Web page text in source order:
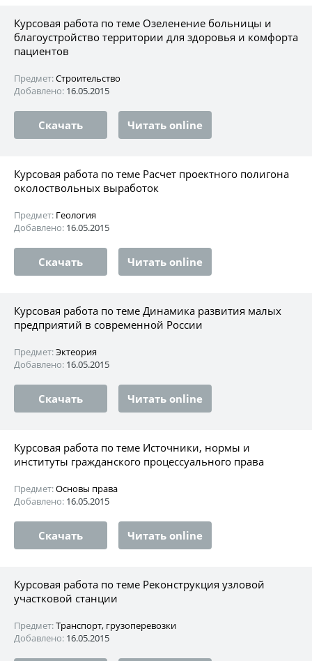
Курсовая работа по теме Озеленение больницы и
благоустройство территории для здоровья и комфорта
пациентов
Предмет:Строительство
Добавлено: 16.05.2015
Скачать Читать online
Курсовая работа по теме Расчет проектного полигона
околоствольных выработок
Предмет: Геология
Добавлено: 16.05.2015
Скачать Читать online
Курсовая работа по теме Динамика развития малых
предприятий в современной России
Предмет:Эктеория
Добавлено: 16.05.2015
Скачать Читать online
Курсовая работа по теме Источники, нормы и
институты гражданского процессуального права
Предмет:Основы права
Добавлено: 16.05.2015
Скачать Читать online
Курсовая работа по теме Реконструкция узловой
участковой станции
Предмет:Транспорт, грузоперевозки
Добавлено: 16.05.2015